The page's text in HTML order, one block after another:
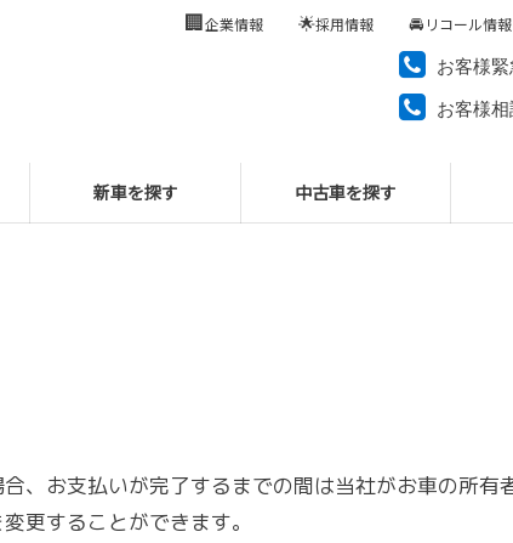
お客様
お客様
新車を探す 中古車を探す
🏢企業情報 🌟採用情報 🚘 リコール情報
、お支払いが完了するまでの間は当社がお車の所有
更することができます。